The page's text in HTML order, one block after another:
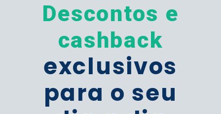
Descontos e
cashback
exclusivos
para o seu